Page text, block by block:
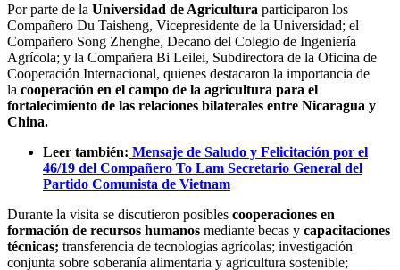
Por parte de la Universidad de Agricultura participaron los
Compañero Du Taisheng, Vicepresidente de la Universidad; el
Compañero Song Zhenghe, Decano del Colegio de Ingeniería
Agrícola; y la Compañera Bi Leilei, Subdirectora de la Oficina de
Cooperación Internacional, quienes destacaron la importancia de
la cooperación en el campo de la agricultura para el
fortalecimiento de las relaciones bilaterales entre Nicaragua y
China.
Leer también: Mensaje de Saludo y Felicitación por el
46/19 del Compañero To Lam Secretario General del
Partido Comunista de Vietnam
Durante la visita se discutieron posibles cooperaciones en
formación de recursos humanos mediante becas y capacitaciones
técnicas; transferencia de tecnologías agrícolas; investigación
conjunta sobre soberanía alimentaria y agricultura sostenible;